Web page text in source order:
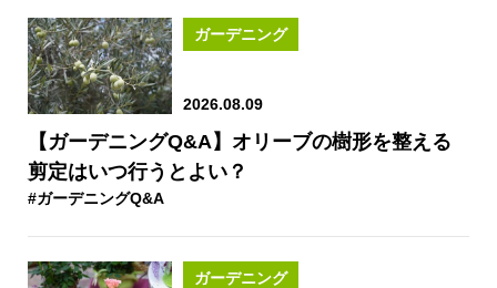
ガーデニング
2026.08.09
【ガーデニングQ&A】オリーブの樹形を整える
剪定はいつ行うとよい？
#ガーデニングQ&A
ガーデニング